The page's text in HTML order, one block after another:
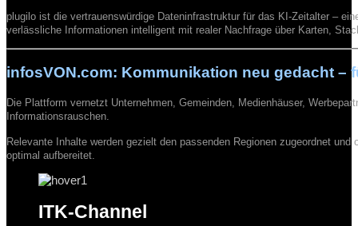
plugilo ist die vertrauenswürdige Dateninfrastruktur für das KI-Zeitalter –
verlässliche Informationen intelligent mit realer Nachfrage über Karten,
infosVON.com: Kommunikation neu gedacht –
Die Plattform vernetzt Unternehmen, Gemeinden, Medienhäuser,
Informationsrauschen.
Relevante Inhalte werden gezielt den passenden Regionen zugeordnet
optimal aufbereitet.
ITK-Channel